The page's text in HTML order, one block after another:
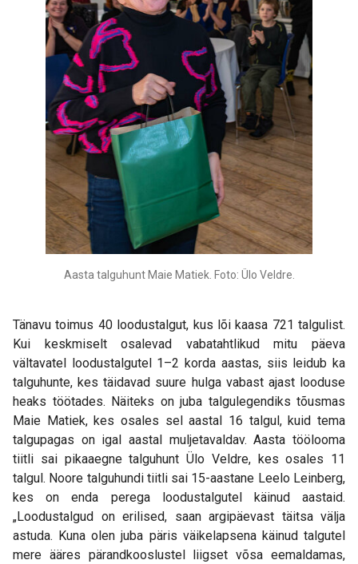
Aasta talguhunt Maie Matiek. Foto: Ülo Veldre.
Tänavu toimus 40 loodustalgut, kus lõi kaasa 721 talgulist.
Kui keskmiselt osalevad vabatahtlikud mitu päeva
vältavatel loodustalgutel 1–2 korda aastas, siis leidub ka
talguhunte, kes täidavad suure hulga vabast ajast looduse
heaks töötades. Näiteks on juba talgulegendiks tõusmas
Maie Matiek, kes osales sel aastal 16 talgul, kuid tema
talgupagas on igal aastal muljetavaldav. Aasta töölooma
tiitli sai pikaaegne talguhunt Ülo Veldre, kes osales 11
talgul. Noore talguhundi tiitli sai 15-aastane Leelo Leinberg,
kes on enda perega loodustalgutel käinud aastaid.
„Loodustalgud on erilised, saan argipäevast täitsa välja
astuda. Kuna olen juba päris väikelapsena käinud talgutel
mere ääres pärandkooslustel liigset võsa eemaldamas,